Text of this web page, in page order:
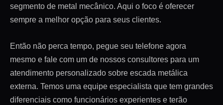
segmento de metal mecânico. Aqui o foco é oferecer
sempre a melhor opção para seus clientes.
Então não perca tempo, pegue seu telefone agora
mesmo e fale com um de nossos consultores para um
atendimento personalizado sobre escada metálica
externa. Temos uma equipe especialista que tem grandes
diferenciais como funcionários experientes e terão